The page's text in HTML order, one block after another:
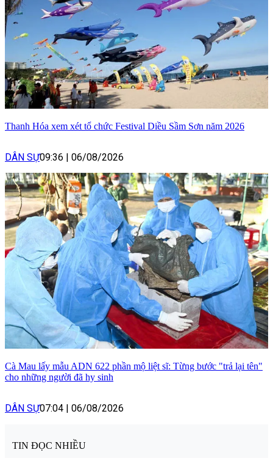
Thanh Hóa xem xét tổ chức Festival Diều Sầm Sơn năm 2026
DÂN SỰ09:36 06/08/2026
Cà Mau lấy mẫu ADN 622 phần mộ liệt sĩ: Từng bước "trả lại tên"
cho những người đã hy sinh
DÂN SỰ07:04 06/08/2026
TIN ĐỌC NHIỀU